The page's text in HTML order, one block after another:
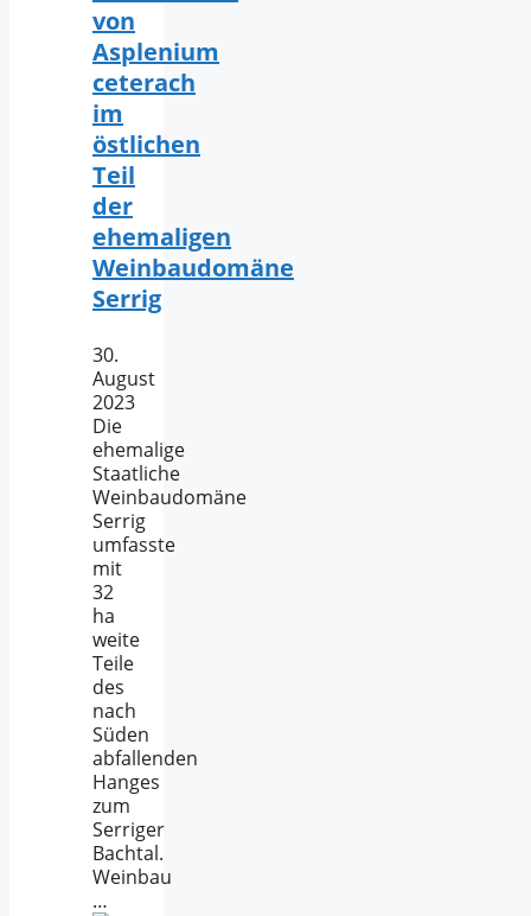
von
Asplenium
ceterach
im
östlichen
Teil
der
ehemaligen
Weinbaudomäne
Serrig
30.
August
2023
Die
ehemalige
Staatliche
Weinbaudomäne
Serrig
umfasste
mit
32
ha
weite
Teile
des
nach
Süden
abfallenden
Hanges
zum
Serriger
Bachtal.
Weinbau
…